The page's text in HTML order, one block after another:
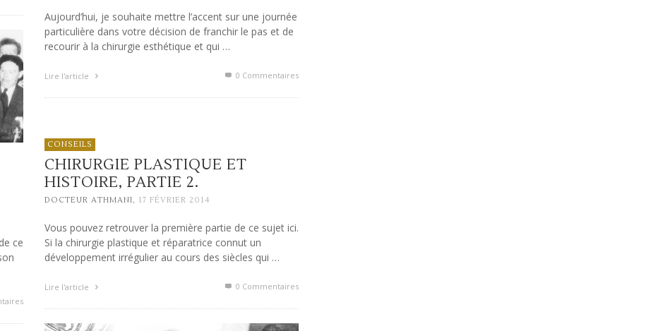
Aujourd’hui, je souhaite mettre l’accent sur une journée
particulière dans votre décision de franchir le pas et de
recourir à la chirurgie esthétique et qui …
Lire l'article 0 Commentaires
ce
CONSEILS
CHIRURGIE PLASTIQUE ET
HISTOIRE, PARTIE 2.
DOCTEUR ATHMANI, 17 FÉVRIER 2014
Vous pouvez retrouver la première partie de ce sujet ici.
Si la chirurgie plastique et réparatrice connut un
développement irrégulier au cours des siècles qui …
Lire l'article 0 Commentaires